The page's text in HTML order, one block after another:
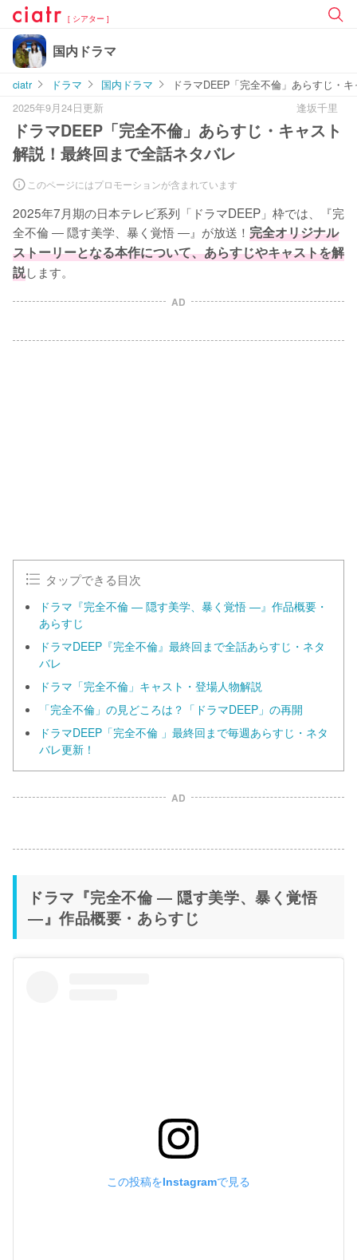
[ シアター ]
国内ドラマ
ciatr ドラマ 国内ドラマ
ドラマDEEP「完全不倫」あらすじ・
2025年9月24日更新
逢坂千里
ドラマDEEP「完全不倫」あらすじ・キャスト
解説！最終回まで全話ネタバレ
このページにはプロモーションが含まれています
2025年7月期の日本テレビ系列「ドラマDEEP」枠では、『完
全不倫 ― 隠す美学、暴く覚悟 ―』が放送！ 完全オリジナル
ストーリーとなる本作について、あらすじやキャストを解
説します。
AD
タップできる目次
ドラマ『完全不倫 ― 隠す美学、暴く覚悟 ―』作品概要・
あらすじ
ドラマDEEP『完全不倫』最終回まで全話あらすじ・ネタ
バレ
ドラマ「完全不倫」キャスト・登場人物解説
「完全不倫」の見どころは？「ドラマDEEP」の再開
ドラマDEEP「完全不倫 」最終回まで毎週あらすじ・ネタ
バレ更新！
AD
ドラマ『完全不倫 ― 隠す美学、暴く覚悟
―』作品概要・あらすじ
この投稿をInstagramで見る